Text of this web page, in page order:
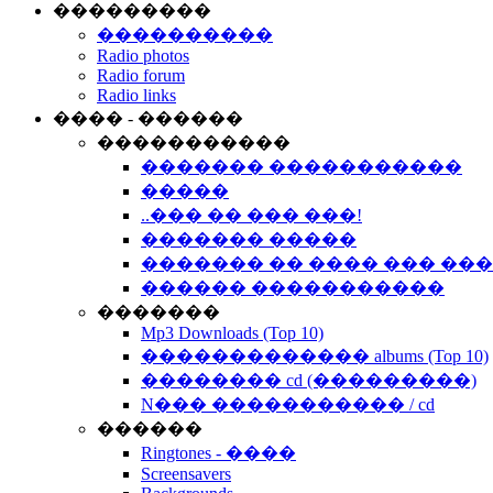
���������
����������
Radio photos
Radio forum
Radio links
���� - ������
�����������
������� �����������
�����
..��� �� ��� ���!
������� �����
������� �� ���� ���
������ �����������
�������
Mp3 Downloads (Top 10)
������������� albums (Top 10)
�������� cd (���������)
N��� ����������� / cd
������
Ringtones - ����
Screensavers